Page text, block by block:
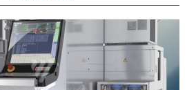
2023
400 mm
300 mm
250 mm
150 mm